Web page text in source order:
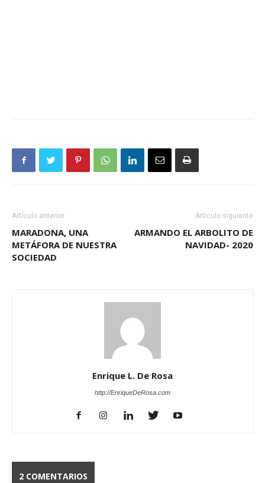
Artículo anterior
MARADONA, UNA
METÁFORA DE NUESTRA
SOCIEDAD
Artículo siguiente
ARMANDO EL ARBOLITO DE
NAVIDAD- 2020
Enrique L. De Rosa
http://EnriqueDeRosa.com
2 COMENTARIOS